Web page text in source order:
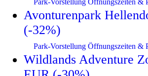
Park-Vorstellung Öffnungszeiten &
Avonturenpark
(-32%)
Park-Vorstellung Öffnungszeiten &
Wildlands Adventure